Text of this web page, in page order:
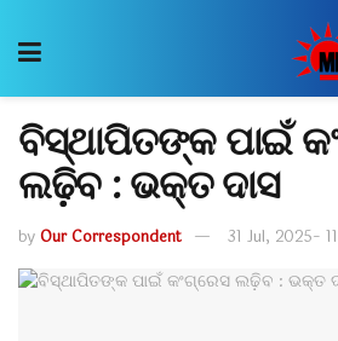
ବିସ୍ଥାପିତଙ୍କ ପାଇଁ
ଲଢ଼ିବ : ଭକ୍ତ ଦାସ
by Our Correspondent 31 Jul, 2025-